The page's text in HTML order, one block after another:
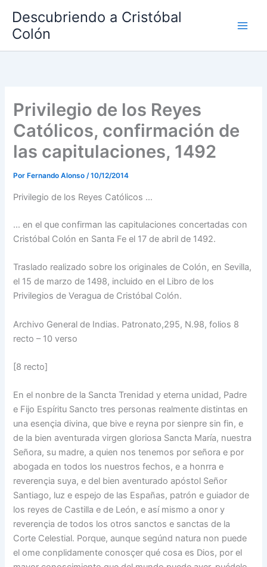
contenido
Descubriendo a Cristóbal
Colón
Privilegio de los Reyes
Católicos, confirmación de
las capitulaciones, 1492
Por Fernando Alonso/10/12/2014
Privilegio de los Reyes Católicos …
… en el que confirman las capitulaciones concertadas con
Cristóbal Colón en Santa Fe el 17 de abril de 1492.
Traslado realizado sobre los originales de Colón, en Sevilla,
el 15 de marzo de 1498, incluido en el Libro de los
Privilegios de Veragua de Cristóbal Colón.
Archivo General de Indias. Patronato,295, N.98, folios 8
recto – 10 verso
[8 recto]
En el nonbre de la Sancta Trenidad y eterna unidad, Padre
e Fijo Espíritu Sancto tres personas realmente distintas en
una esençia divina, que bive e reyna por sienpre sin fin, e
de la bien aventurada virgen gloriosa Sancta María, nuestra
Señora, su madre, a quien nos tenemos por señora e por
abogada en todos los nuestros fechos, e a honrra e
reverençia suya, e del bien aventurado apóstol Señor
Santiago, luz e espejo de las Españas, patrón e guiador de
los reyes de Castilla e de León, e así mismo a onor y
reverençia de todos los otros sanctos e sanctas de la
Corte Celestial. Porque, aunque segúnd natura non puede
el ome conplidamente conosçer qué cosa es Dios, por el